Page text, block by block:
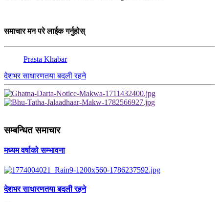
समाचार मन परे लाईक गर्नुहोस्
Prasta Khabar
देशभर साधारणतया बदली रहने
सम्बन्धित समाचार
मध्यम वर्षाको सम्भावना
देशभर साधारणतया बदली रहने